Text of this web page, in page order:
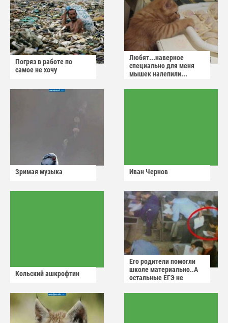
Погряз в работе по
самое не хочу
Любят...наверное
специально для меня
мышек налепили...
Зримая музыка Иван Чернов
Кольский ашкрофтин
Его родители помогли
школе материально..А
остальные ЕГЭ не